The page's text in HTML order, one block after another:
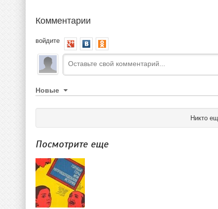
Комментарии
войдите
Новые
Никто
Посмотрите еще